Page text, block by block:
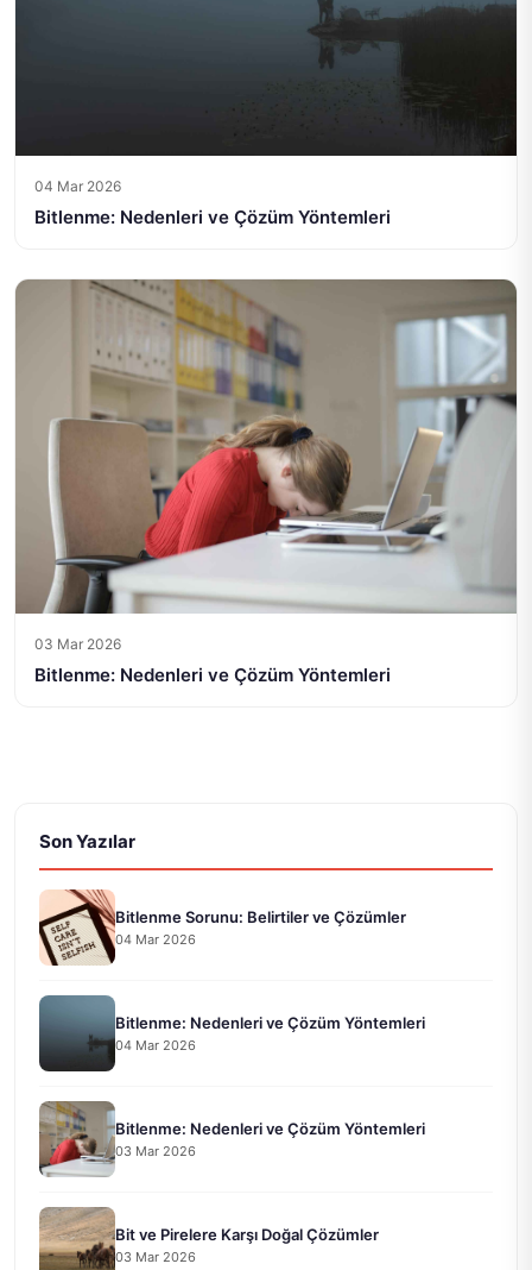
04 Mar 2026
Bitlenme: Nedenleri ve Çözüm Yöntemleri
03 Mar 2026
Bitlenme: Nedenleri ve Çözüm Yöntemleri
Son Yazılar
Bitlenme Sorunu: Belirtiler ve Çözümler
04 Mar 2026
Bitlenme: Nedenleri ve Çözüm Yöntemleri
04 Mar 2026
Bitlenme: Nedenleri ve Çözüm Yöntemleri
03 Mar 2026
Bit ve Pirelere Karşı Doğal Çözümler
03 Mar 2026